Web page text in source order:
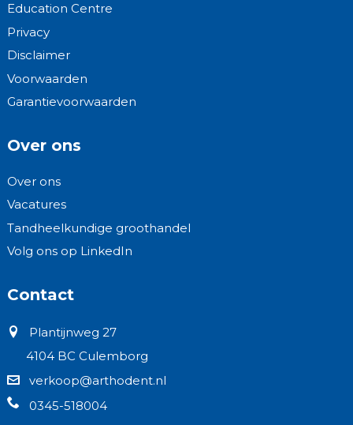
Education Centre
Privacy
Disclaimer
Voorwaarden
Garantievoorwaarden
Over ons
Over ons
Vacatures
Tandheelkundige groothandel
Volg ons op LinkedIn
Contact
Plantijnweg 27
4104 BC Culemborg
verkoop@arthodent.nl
0345-518004